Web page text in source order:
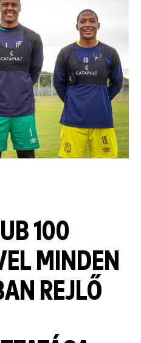
100
MINDEN
REJLŐ